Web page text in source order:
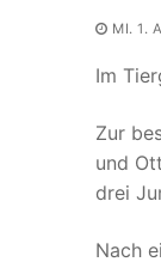
MI. 1.
Im
Zur
und
drei
Nach